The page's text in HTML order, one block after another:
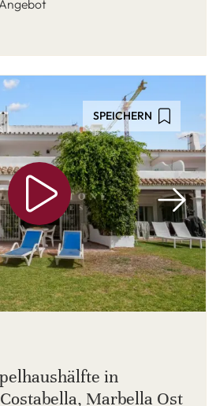
Angebot
SPEICHERN
in
Marbella Ost